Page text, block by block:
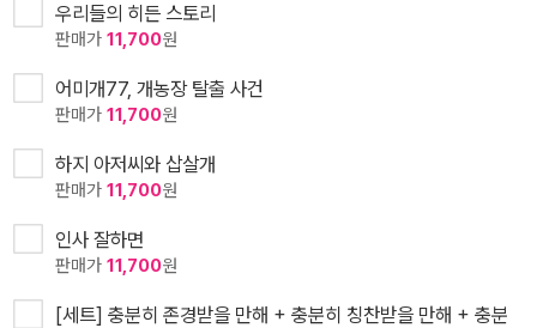
우리들의 히든 스토리
판매가 11,700원
어미개77, 개농장 탈출 사건
판매가 11,700원
하지 아저씨와 삽살개
판매가 11,700원
인사 잘하면
판매가 11,700원
[세트] 충분히 존경받을 만해 + 충분히 칭찬받을 만해 + 충분